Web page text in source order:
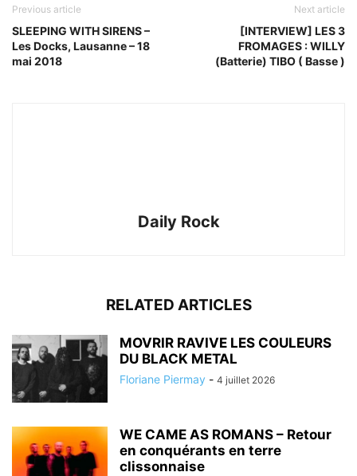
Previous article
SLEEPING WITH SIRENS –
Les Docks, Lausanne – 18
mai 2018
Next article
[INTERVIEW] LES 3
FROMAGES : WILLY
(Batterie) TIBO ( Basse )
Daily Rock
RELATED ARTICLES
MOVRIR RAVIVE LES COULEURS
DU BLACK METAL
Floriane Piermay - 4 juillet 2026
WE CAME AS ROMANS – Retour
en conquérants en terre
clissonnaise